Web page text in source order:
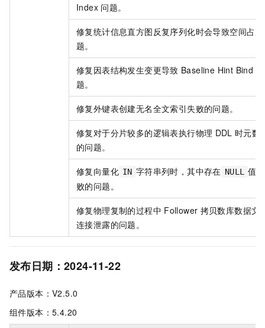
Index 问题。
修复统计信息直方图反复序列化时会导致空间占
题。
修复因表结构发生变更导致 Baseline Hint Bind
题。
修复外键表创建无名全文索引失败的问题。
修复对于分片较多的逻辑表执行物理 DDL 时元数
的问题。
修复向量化 IN 字符串列时，其中存在 NULL
值
败的问题。
修复物理复制的过程中 Follower 拷贝数库数据文
连接泄露的问题。
发布日期：2024-11-22
产品版本：V2.5.0
组件版本：5.4.20